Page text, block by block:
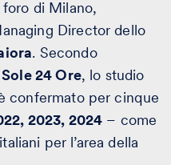
di Milano,
Director dello
. Secondo
24 Ore, lo studio
confermato per cinque
2023, 2024 – come
per l’area della